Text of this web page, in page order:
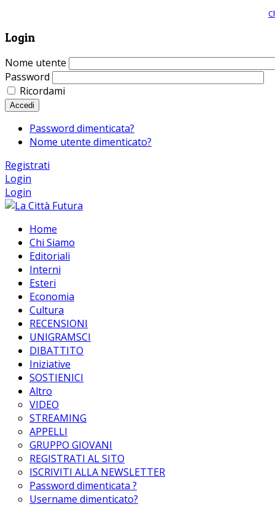
Login
Nome utente
Password
Ricordami
Accedi
Password dimenticata?
Nome utente dimenticato?
Registrati
Login
Login
Home
Chi Siamo
Editoriali
Interni
Esteri
Economia
Cultura
RECENSIONI
UNIGRAMSCI
DIBATTITO
Iniziative
SOSTIENICI
Altro
VIDEO
STREAMING
APPELLI
GRUPPO GIOVANI
REGISTRATI AL SITO
ISCRIVITI ALLA NEWSLETTER
Password dimenticata ?
Username dimenticato?